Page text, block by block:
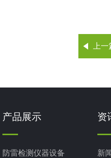
上
产品展示
防雷检测仪器设备
资
新